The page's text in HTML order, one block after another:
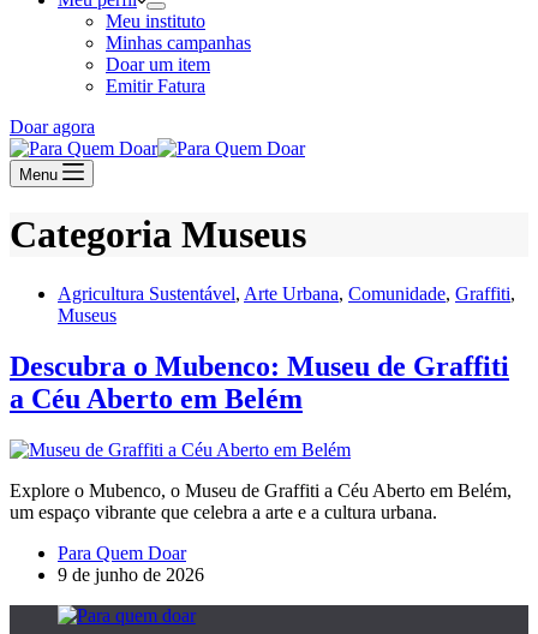
Meu instituto
Minhas campanhas
Doar um item
Emitir Fatura
Doar agora
Menu
Categoria Museus
Agricultura Sustentável, Arte Urbana, Comunidade, Graffiti,
Museus
Descubra o Mubenco: Museu de Graffiti
a Céu Aberto em Belém
Explore o Mubenco, o Museu de Graffiti a Céu Aberto em Belém,
um espaço vibrante que celebra a arte e a cultura urbana.
Para Quem Doar
9 de junho de 2026